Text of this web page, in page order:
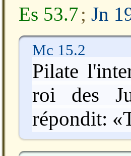
Es 53.7; Jn
Mc 15.2
Pilate
roi des
répondit: